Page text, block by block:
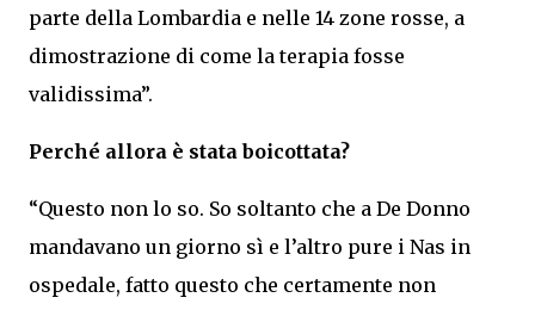
parte della Lombardia e nelle 14 zone rosse, a
dimostrazione di come la terapia fosse
validissima”.
Perché allora è stata boicottata?
“Questo non lo so. So soltanto che a De Donno
mandavano un giorno sì e l’altro pure i Nas in
ospedale, fatto questo che certamente non